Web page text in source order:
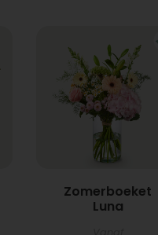
Zomerboeket
Luna